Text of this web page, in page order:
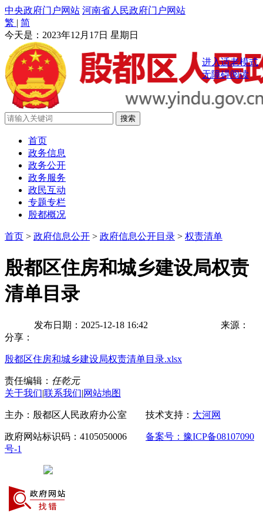
中央政府门户网站 河南省人民政府门户网站
繁 | 简
今天是： 2023年12月17日 星期日
进入适老模式
无障碍阅读
首页
政务信息
政务公开
政务服务
政民互动
专题专栏
殷都概况
首页 > 政府信息公开 > 政府信息公开目录 > 权责清单
殷都区住房和城乡建设局权责
清单目录
发布日期：2025-12-18 16:42
来源：
分享：
殷都区住房和城乡建设局权责清单目录.xlsx
责任编辑： 任乾元
关于我们|联系我们|网站地图
主办：殷都区人民政府办公室 技术支持： 大河网
政府网站标识码：4105050006 备案号：豫ICP备08107090
号-1